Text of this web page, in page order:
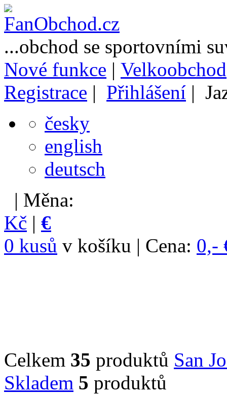
...obchod se sportovními
Nové funkce | Velkoobchod
Registrace | Přihlášení |
česky
english
deutsch
| Měna:
Kč | €
0 kusů v košíku | Cena: 0,-
Celkem 35 produktů San
Skladem 5 produktů